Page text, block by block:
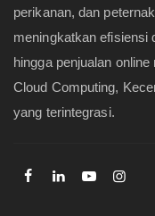
perikanan, dan
meningkatkan efisiensi
hingga penjualan
Cloud Computing,
yang terintegrasi.